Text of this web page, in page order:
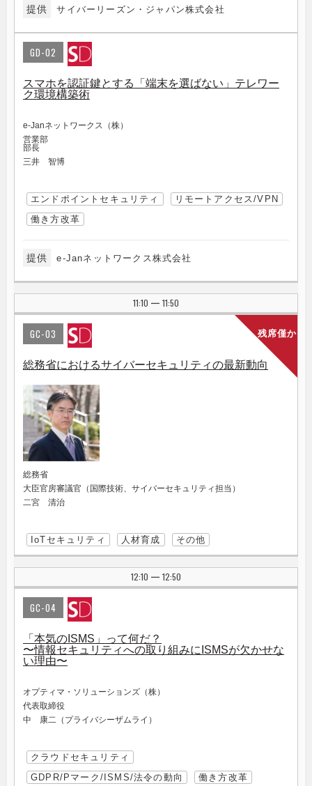
提供 サイバーリーズン・ジャパン株式会社
GD-02
スマホを認証鍵とする「端末を選ばない」テレワー
ク環境構築術
e-Janネットワークス（株）
営業部
部長
三井 智博
エンドポイントセキュリティ
リモートアクセス/VPN
働き方改革
提供 e-Janネットワークス株式会社
11:10 | 11:50
残席僅か
GC-03
総務省におけるサイバーセキュリティの最新動向
総務省
大臣官房審議官（国際技術、サイバーセキュリティ担当）
二宮 清治
IoTセキュリティ 人材育成 その他
12:10 | 12:50
GC-04
「本気のISMS」って何だ？
〜情報セキュリティへの取り組みにISMSが欠かせな
い理由〜
オプティマ・ソリューションズ（株）
代表取締役
中 康二（プライバシーザムライ）
クラウドセキュリティ
GDPR/Pマーク/ISMS/法令の動向
働き方改革